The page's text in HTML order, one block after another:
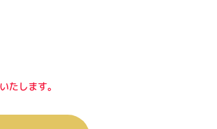
たします。